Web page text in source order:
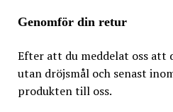
Genomför din retur
Efter att du meddelat oss att
utan dröjsmål och senast
produkten till oss.